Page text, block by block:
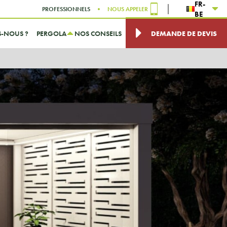
PROFESSIONNELS NOUS APPELER
FR-
BE
NOUS ? PERGOLA NOS CONSEILS DEMANDE DE DEVIS